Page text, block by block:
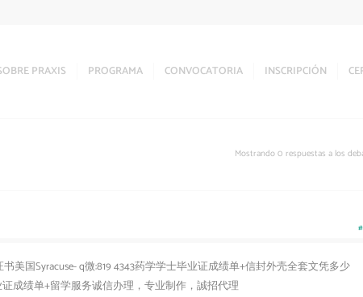
PRAXIS PROGRAMA CONVOCATORIA INSCRIPCIÓN
Mostrando 0 respuestas a los
国Syracuse- q微:819 4343药学学士毕业证成绩单+信封外壳全套文凭多少
成绩单+留学服务诚信办理，专业制作，誠招代理